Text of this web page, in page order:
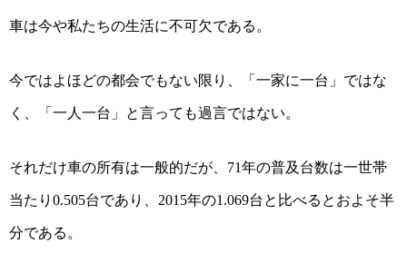
車は今や私たちの生活に不可欠である。
今ではよほどの都会でもない限り、「一家に一台」ではな
く、「一人一台」と言っても過言ではない。
それだけ車の所有は一般的だが、 71年の普及台数は一世帯
当たり 0.505台であり、 2015年の1.069台と比べるとおよそ半
分である。